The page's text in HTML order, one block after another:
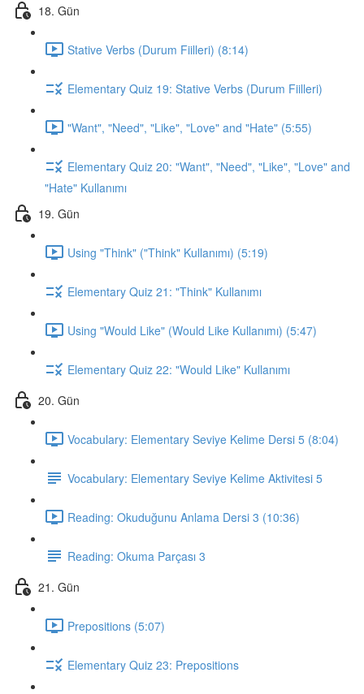
18. Gün
Stative Verbs (Durum Fiilleri) (8:14)
Elementary Quiz 19: Stative Verbs (Durum Fiilleri)
"Want", "Need", "Like", "Love" and "Hate" (5:55)
Elementary Quiz 20: "Want", "Need", "Like", "Love" and
"Hate" Kullanımı
19. Gün
Using "Think" ("Think" Kullanımı) (5:19)
Elementary Quiz 21: "Think" Kullanımı
Using "Would Like" (Would Like Kullanımı) (5:47)
Elementary Quiz 22: "Would Like" Kullanımı
20. Gün
Vocabulary: Elementary Seviye Kelime Dersi 5 (8:04)
Vocabulary: Elementary Seviye Kelime Aktivitesi 5
Reading: Okuduğunu Anlama Dersi 3 (10:36)
Reading: Okuma Parçası 3
21. Gün
Prepositions (5:07)
Elementary Quiz 23: Prepositions